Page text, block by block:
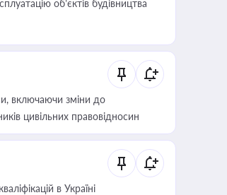
об’єктів будівництва
включаючи зміни до
цивільних правовідносин
в Україні